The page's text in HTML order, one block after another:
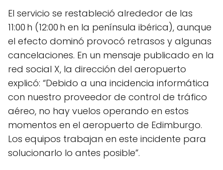
El servicio se restableció alrededor de las
11:00 h (12:00 h en la península ibérica), aunque
el efecto dominó provocó retrasos y algunas
cancelaciones. En un mensaje publicado en la
red social X, la dirección del aeropuerto
explicó: “Debido a una incidencia informática
con nuestro proveedor de control de tráfico
aéreo, no hay vuelos operando en estos
momentos en el aeropuerto de Edimburgo.
Los equipos trabajan en este incidente para
solucionarlo lo antes posible”.